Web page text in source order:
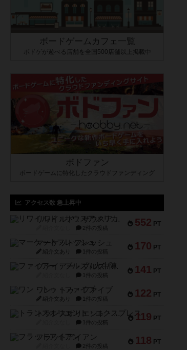
ボードゲームカフェ一覧
ボドゲが遊べる店舗を全国500店舗以上掲載中
ボドファン
ボードゲームに特化したクラウドファンディング
アクセス数 急上昇中
552 PT
リワイルド：サウスアメリカ
2件の投稿
170 PT
マーケットフレッシュ
紹介文あり 1件の投稿
141 PT
ファイアー・ブルズ / 火牛陣
1件の投稿
122 PT
ワン・トゥ・ファイブ
紹介文あり 1件の投稿
119 PT
トランスオリエント・エクスプレス
1件の投稿
118 PT
フラットアイアン
2件の投稿